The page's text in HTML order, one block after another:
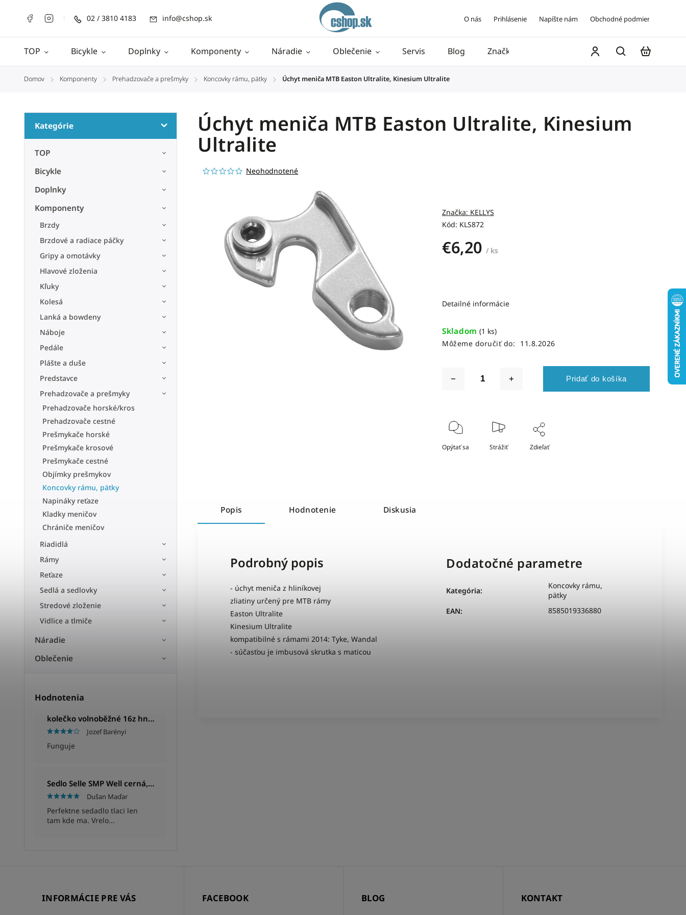
02 / 3810 4183 info@cshop.sk O nás Prihlásenie Napíšte nám Obchodné podmienky
TOP Bicykle Doplnky Komponenty Náradie Oblečenie Servis Blog Značky
Domov / Komponenty / Prehadzovače a prešmyky / Koncovky rámu, pätky / Úchyt meniča MTB Easton Ultralite, Kinesium Ultralite
Kategórie
TOP
Bicykle
Doplnky
Komponenty
Brzdy
Brzdové a radiace páčky
Gripy a omotávky
Hlavové zloženia
Kľuky
Kolesá
Lanká a bowdeny
Náboje
Pedále
Plášte a duše
Predstavce
Prehadzovače a prešmyky
Prehadzovače horské/kros
Prehadzovače cestné
Prešmykače horské
Prešmykače krosové
Prešmykače cestné
Objímky prešmykov
Koncovky rámu, pätky
Napináky reťaze
Kladky meničov
Chrániče meničov
Riadidlá
Rámy
Reťaze
Sedlá a sedlovky
Stredové zloženie
Vidlice a tlmiče
Náradie
Oblečenie
Hodnotenia
kolečko volnoběžné 16z hnědé
Jozef Barényi
Funguje
Sedlo Selle SMP Well cerná, Unisex, 280x144mm, 280g
Dušan Maďar
Perfektne sedadlo tlaci len
tam kde ma. Vrelo...
Úchyt meniča MTB Easton Ultralite, Kinesium
Ultralite
Neohodnotené
Kód: KLS872
Značka: KELLYS
€6,20 / ks
Skladom (1 ks)
Môžeme doručiť do:
11.8.2026
Pridať do košíka
Detailné informácie
Opýtať sa Strážiť Zdieľať
Popis Hodnotenie Diskusia
Podrobný popis
- úchyt meniča z hliníkovej
zliatiny určený pre MTB rámy
Easton Ultralite
Kinesium Ultralite
kompatibilné s rámami 2014: Tyke, Wandal
- súčasťou je imbusová skrutka s maticou
Dodatočné parametre
Kategória:
Koncovky rámu,
pätky
EAN: 8585019336880
INFORMÁCIE PRE VÁS FACEBOOK BLOG KONTAKT